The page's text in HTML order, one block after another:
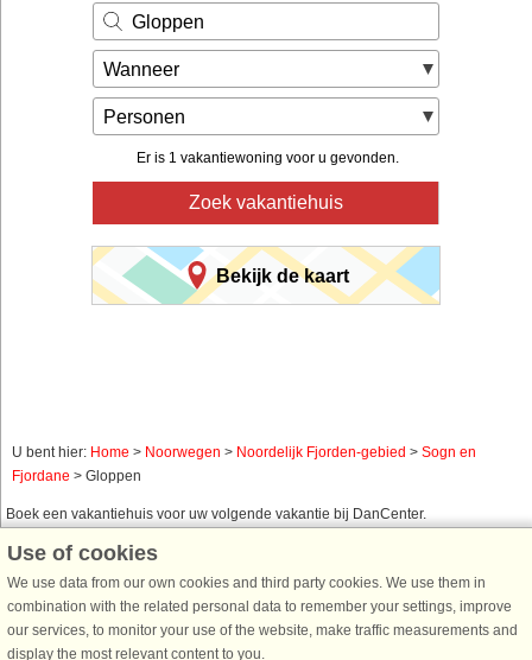
Gloppen
Wanneer
Personen
Er is 1 vakantiewoning voor u gevonden.
Zoek vakantiehuis
Bekijk de kaart
U bent hier: Home > Noorwegen > Noordelijk Fjorden-gebied > Sogn en
Fjordane > Gloppen
Boek een vakantiehuis voor uw volgende vakantie bij DanCenter.
Gebruik ons eenvoudig zoeksysteem hieronder om een vakantiehuis te vinden
in de omgeving waar u naar op zoek bent. U kunt uw zoekopdracht filteren en
kiezen voor bijvoorbeeld zeezicht, zwembad, vaatwasser en internet.
Use of cookies
We use data from our own cookies and third party cookies. We use them in
combination with the related personal data to remember your settings, improve
our services, to monitor your use of the website, make traffic measurements and
display the most relevant content to you.